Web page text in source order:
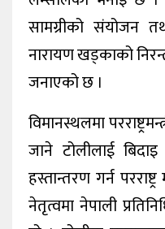
सामग्रीको संयोजन
नारायण खड्काको
जनाएको छ ।
विमानस्थलमा
जाने टोलीलाई
हस्तान्तरण गर्न
नेतृत्वमा नेपाली